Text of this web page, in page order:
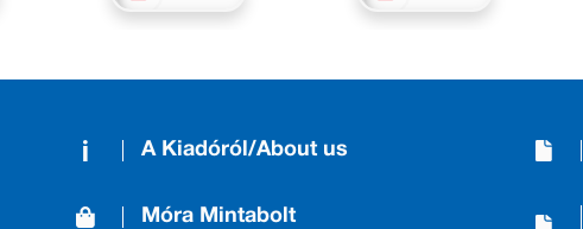
A Kiadóról/About us
Móra Mintabolt